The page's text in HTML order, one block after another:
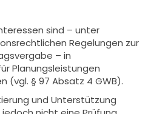
sind – unter
Regelungen zur
– in
Planungsleistungen
(vgl. § 97 Absatz 4 GWB).
und Unterstützung